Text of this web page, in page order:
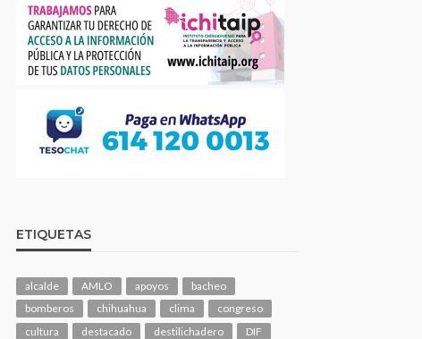
ETIQUETAS
alcalde AMLO apoyos
bacheo
bomberos
chihuahua clima
congreso
cultura
destacado destilichadero
DIF